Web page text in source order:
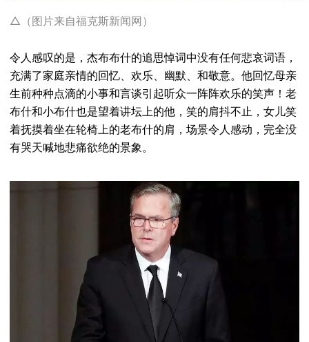
△（图片来自福克斯新闻网）
令人感叹的是，杰布布什的追思悼词中没有任何悲哀词语，
充满了家庭亲情的回忆、欢乐、幽默、和敬意。他回忆母亲
生前种种点滴的小事和言谈引起听众一阵阵欢乐的笑声！老
布什和小布什也是望着讲坛上的他，笑的肩抖不止，女儿笑
着抚摸着坐在轮椅上的老布什的肩，场景令人感动，完全没
有哭天喊地悲痛欲绝的景象。